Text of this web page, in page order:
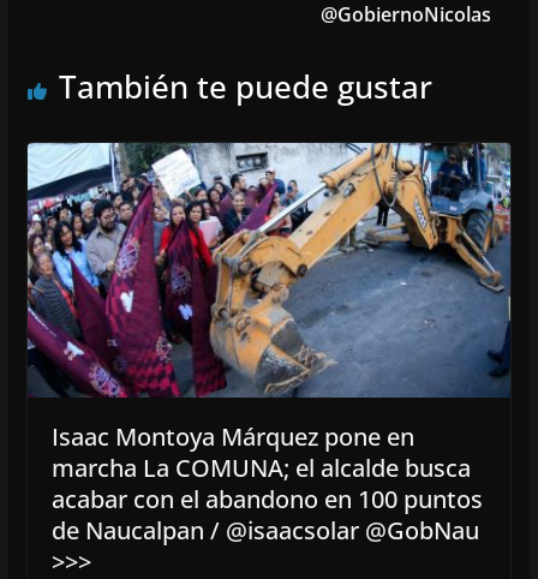
@GobiernoNicolas
También te puede gustar
Isaac Montoya Márquez pone en
marcha La COMUNA; el alcalde busca
acabar con el abandono en 100 puntos
de Naucalpan / @isaacsolar @GobNau
>>>